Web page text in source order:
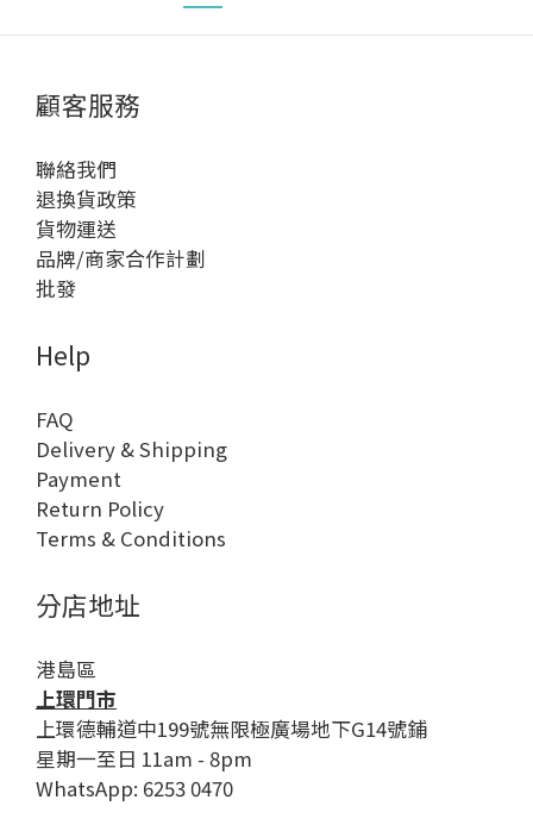
顧客服務
聯絡我們
退換貨政策
貨物運送
品牌/商家合作計劃
批發
Help
FAQ
Delivery & Shipping
Payment
Return Policy
Terms & Conditions
分店地址
港島區
上環門市
上環德輔道中199號無限極廣場地下G14號鋪
星期一至日 11am - 8pm
WhatsApp: 6253 0470